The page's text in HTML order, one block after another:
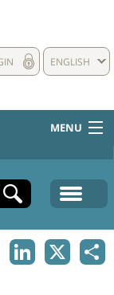
ENGLISH
MENU